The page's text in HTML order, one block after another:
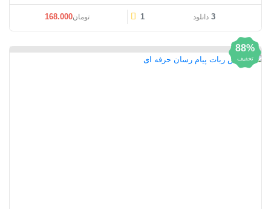
3 دانلود 1 قیمت اصلی: تومان168.000 بود.
تومان168.000
88%
تخفیف